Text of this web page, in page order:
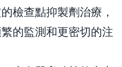
檢查點抑製劑治療，
的監測和更密切的注